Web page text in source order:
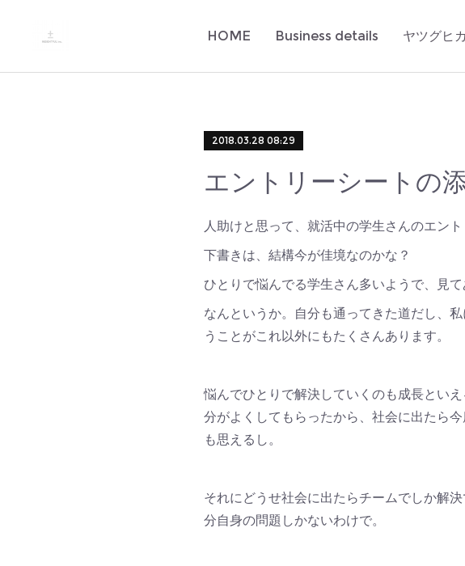
HOME Business details ヤツグヒ
2018.03.28 08:29
エントリーシートの
人助けと思って、就活中の学生さんのエン
下書きは、結構今が佳境なのかな？
ひとりで悩んでる学生さん多いようで、見
なんというか。自分も通ってきた道だし、
うことがこれ以外にもたくさんあります。
悩んでひとりで解決していくのも成長とい
分がよくしてもらったから、社会に出たら
も思えるし。
それにどうせ社会に出たらチームでしか解
分自身の問題しかないわけで。